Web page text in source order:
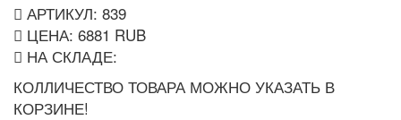
АРТИКУЛ: 839
ЦЕНА: 6881 RUB
НА СКЛАДЕ:
КОЛЛИЧЕСТВО ТОВАРА МОЖНО УКАЗАТЬ В
КОРЗИНЕ!